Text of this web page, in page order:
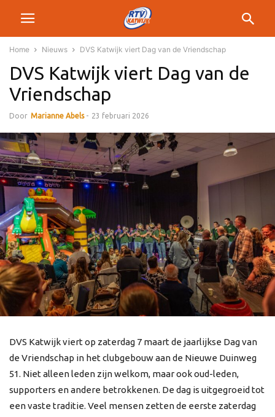
Home Nieuws DVS Katwijk viert Dag van de Vriendschap
DVS Katwijk viert Dag van de
Vriendschap
Door Marianne Abels - 23 februari 2026
DVS Katwijk viert op zaterdag 7 maart de jaarlijkse Dag van
de Vriendschap in het clubgebouw aan de Nieuwe Duinweg
51. Niet alleen leden zijn welkom, maar ook oud-leden,
supporters en andere betrokkenen. De dag is uitgegroeid tot
een vaste traditie. Veel mensen zetten de eerste zaterdag